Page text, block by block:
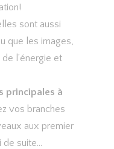
sont aussi
que les images,
l’énergie et
principales à
vos branches
aux premier
de suite…